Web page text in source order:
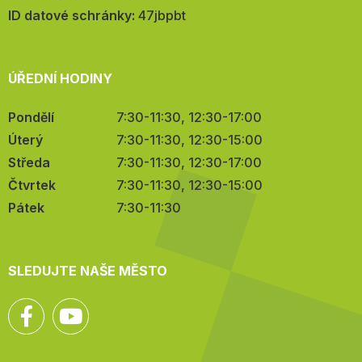
mail:
ID datové schránky: 47jbpbt
ÚŘEDNÍ HODINY
Pondělí
7:30-11:30, 12:30-17:00
Úterý
7:30-11:30, 12:30-15:00
Středa
7:30-11:30, 12:30-17:00
Čtvrtek
7:30-11:30, 12:30-15:00
Pátek
7:30-11:30
SLEDUJTE NAŠE MĚSTO
Facebook